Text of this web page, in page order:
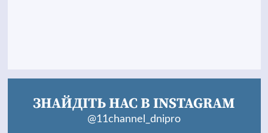
ЗНАЙДІТЬ НАС В INSTAGRAM
@11channel_dnipro